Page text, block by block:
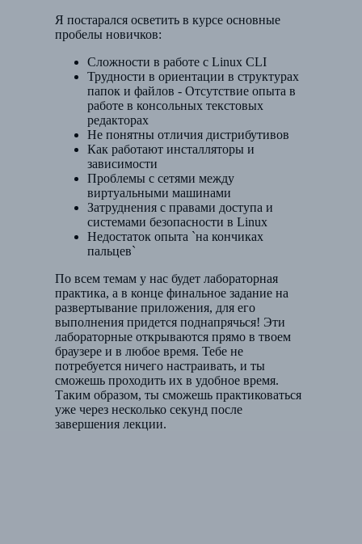
Я постарался осветить в курсе основные
пробелы новичков:
Сложности в работе с Linux CLI
Трудности в ориентации в структурах
папок и файлов - Отсутствие опыта в
работе в консольных текстовых
редакторах
Не понятны отличия дистрибутивов
Как работают инсталляторы и
зависимости
Проблемы с сетями между
виртуальными машинами
Затруднения с правами доступа и
системами безопасности в Linux
Недостаток опыта `на кончиках
пальцев`
По всем темам у нас будет лабораторная
практика, а в конце финальное задание на
развертывание приложения, для его
выполнения придется поднапрячься! Эти
лабораторные открываются прямо в твоем
браузере и в любое время. Тебе не
потребуется ничего настраивать, и ты
сможешь проходить их в удобное время.
Таким образом, ты сможешь практиковаться
уже через несколько секунд после
завершения лекции.